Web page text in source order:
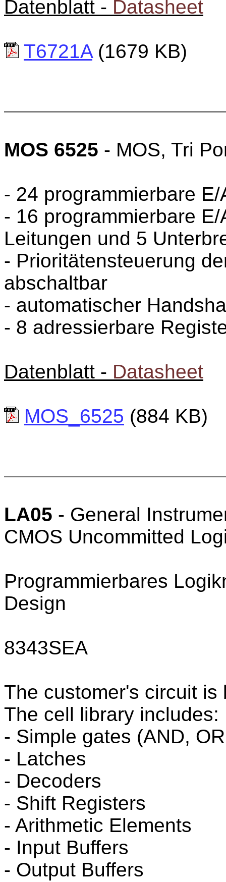
Datenblatt - Datasheet
T6721A(1679 KB)
MOS 6525 - MOS, Tri
- 24 programmierbare
- 16 programmierbare
Leitungen und 5
- Prioritätensteuerung
abschaltbar
- automatischer
- 8 adressierbare
Datenblatt - Datasheet
MOS_6525 (884 KB)
LA05 - General
CMOS Uncommitted
Programmierbares
Design
8343SEA
The customer's circuit
The cell library includes:
- Simple gates (AND,
- Latches
- Decoders
- Shift Registers
- Arithmetic Elements
- Input Buffers
- Output Buffers